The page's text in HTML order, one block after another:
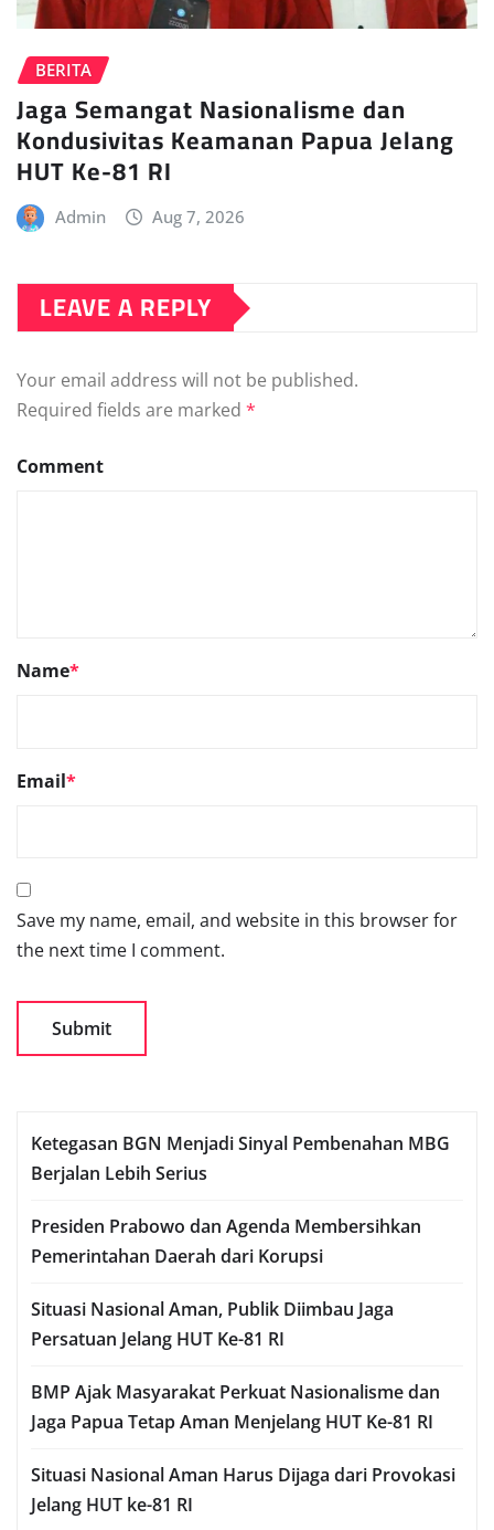
BERITA
Jaga Semangat Nasionalisme dan
Kondusivitas Keamanan Papua Jelang
HUT Ke-81 RI
Admin Aug 7, 2026
LEAVE A REPLY
Your email address will not be published.
Required fields are marked *
Comment
Name*
Email*
Save my name, email, and website in this browser for
the next time I comment.
Ketegasan BGN Menjadi Sinyal Pembenahan MBG
Berjalan Lebih Serius
Presiden Prabowo dan Agenda Membersihkan
Pemerintahan Daerah dari Korupsi
Situasi Nasional Aman, Publik Diimbau Jaga
Persatuan Jelang HUT Ke-81 RI
BMP Ajak Masyarakat Perkuat Nasionalisme dan
Jaga Papua Tetap Aman Menjelang HUT Ke-81 RI
Situasi Nasional Aman Harus Dijaga dari Provokasi
Jelang HUT ke-81 RI